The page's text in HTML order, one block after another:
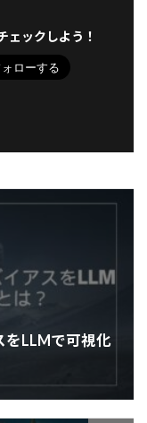
ェックしよう！
をLLMで可視化